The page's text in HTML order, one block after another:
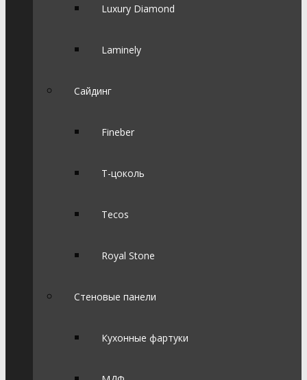
Luxury Diamond
Laminely
Сайдинг
Fineber
Т-цоколь
Tecos
Royal Stone
Стеновые панели
Кухонные фартуки